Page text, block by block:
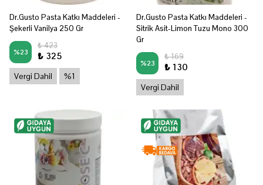
Dr.Gusto Pasta Katkı Maddeleri -
Şekerli Vanilya 250 Gr
%23
₺ 423
₺ 325
Vergi Dahil %1
Dr.Gusto Pasta Katkı Maddeleri -
Sitrik Asit-Limon Tuzu Mono 300
Gr
%23
₺ 169
₺ 130
Vergi Dahil